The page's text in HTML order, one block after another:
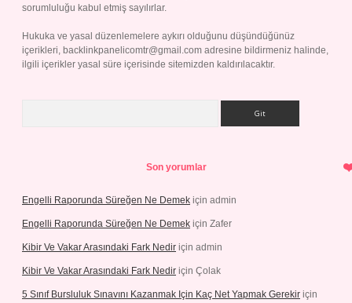
sorumluluğu kabul etmiş sayılırlar.
Hukuka ve yasal düzenlemelere aykırı olduğunu düşündüğünüz
içerikleri, backlinkpanelicomtr@gmail.com adresine bildirmeniz halinde,
ilgili içerikler yasal süre içerisinde sitemizden kaldırılacaktır.
Son yorumlar
Engelli Raporunda Süreğen Ne Demek için admin
Engelli Raporunda Süreğen Ne Demek için Zafer
Kibir Ve Vakar Arasındaki Fark Nedir için admin
Kibir Ve Vakar Arasındaki Fark Nedir için Çolak
5 Sınıf Bursluluk Sınavını Kazanmak Için Kaç Net Yapmak Gerekir için